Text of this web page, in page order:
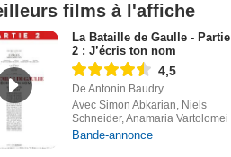
films à l'affiche
La Bataille de Gaulle - Partie
2 : J’écris ton nom
4,5
De Antonin Baudry
Avec Simon Abkarian, Niels
Schneider, Anamaria Vartolomei
Bande-annonce